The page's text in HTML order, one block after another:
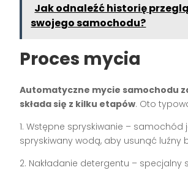
Jak odnaleźć historię
swojego samochodu?
Proces mycia
Automatyczne mycie samochodu
składa się z kilku etapów. Oto
1. Wstępne spryskiwanie – samochód
spryskiwany wodą, aby usunąć luźny
2. Nakładanie detergentu – specjalny